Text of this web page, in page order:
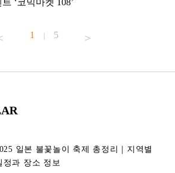
‘코믹마켓 108’
1 | 5
일본 불꽃놀이 축제 총정리｜지역별
정과 장소 정보